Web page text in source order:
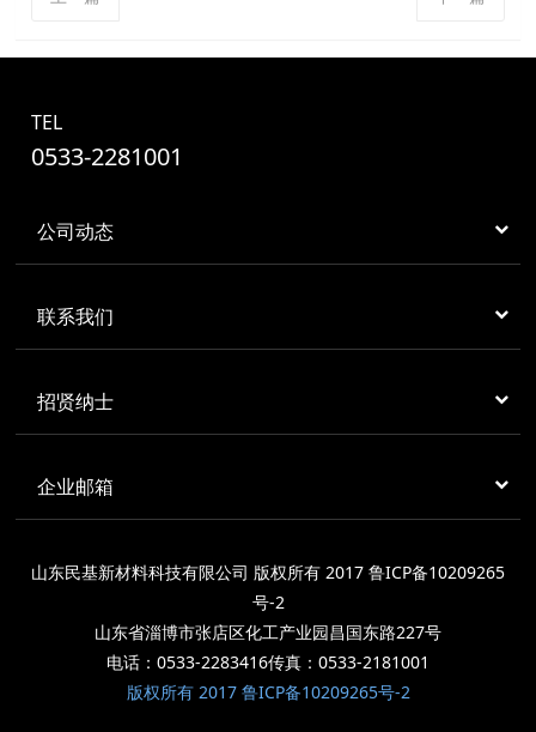
TEL
0533-2281001
公司动态
联系我们
招贤纳士
企业邮箱
山东民基新材料科技有限公司 版权所有 2017 鲁ICP备10209265
号-2
山东省淄博市张店区化工产业园昌国东路227号
电话：0533-2283416传真：0533-2181001
版权所有 2017 鲁ICP备10209265号-2